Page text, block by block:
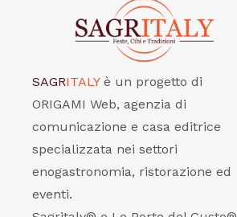
SAGRITALY è un progetto di
ORIGAMI Web, agenzia di
comunicazione e casa editrice
specializzata nei settori
enogastronomia, ristorazione ed
eventi.